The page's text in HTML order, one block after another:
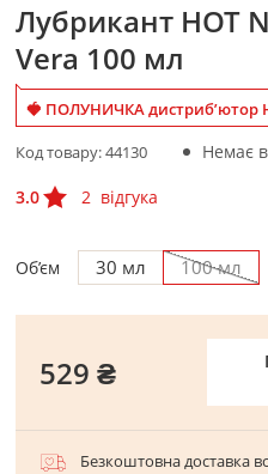
Лубрикант HOT
Vera 100 мл
🍓 ПОЛУНИЧКА дистриб’ютор
Код товару:44130
Немає
3.0
2 відгука
Об’єм 30 мл 100 мл
529 ₴
Безкоштовна доставка